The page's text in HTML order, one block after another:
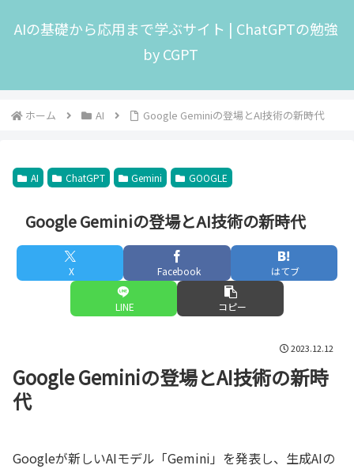
AIの基礎から応用まで学ぶサイト | ChatGPTの勉強
by CGPT
ホーム AI Google Geminiの登場とAI技術の新時代
AI ChatGPT Gemini GOOGLE
Google Geminiの登場とAI技術の新時代
X Facebook はてブ
LINE コピー
2023.12.12
Google Geminiの登場とAI技術の新時
代
Googleが新しいAIモデル「Gemini」を発表し、生成AIの